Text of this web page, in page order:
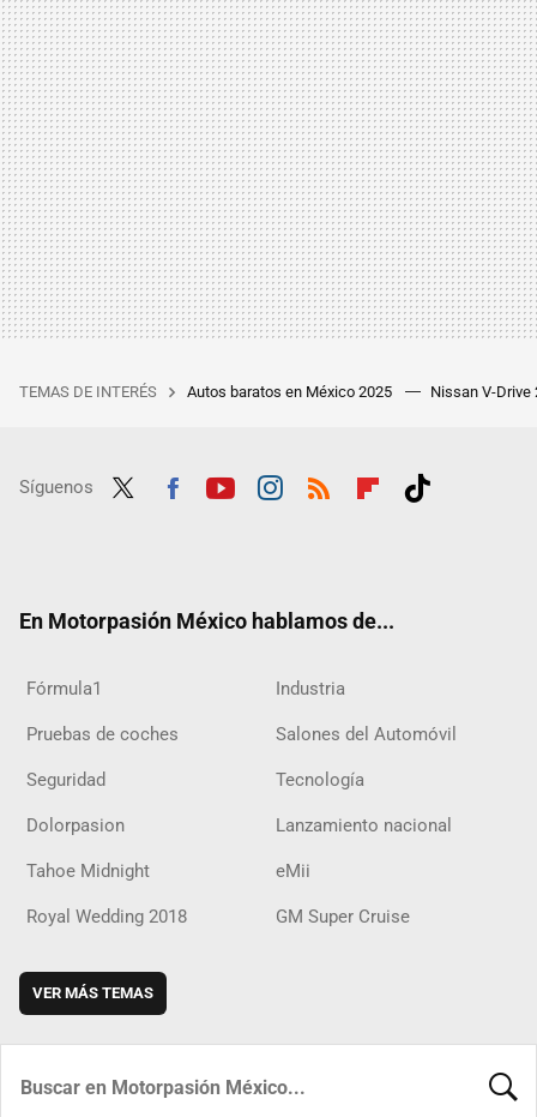
TEMAS DE INTERÉS Autos baratos en México 2025 Nissan V-Drive
Síguenos
En Motorpasión México hablamos de...
Fórmula1 Industria
Pruebas de coches Salones del Automóvil
Seguridad Tecnología
Dolorpasion Lanzamiento nacional
Tahoe Midnight eMii
Royal Wedding 2018 GM Super Cruise
VER MÁS TEMAS